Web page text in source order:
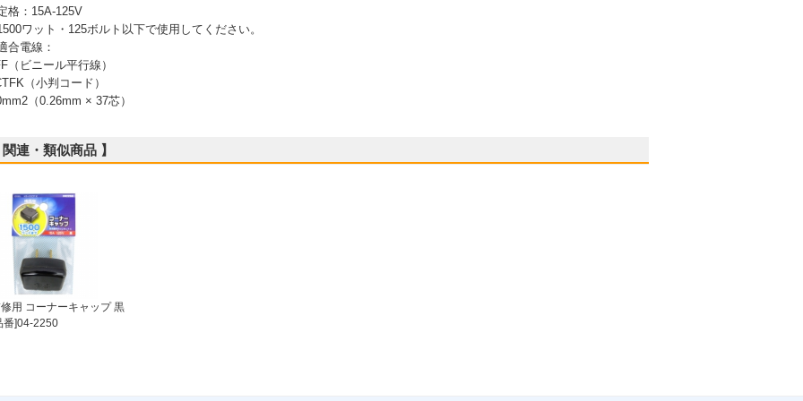
格：15A-125V
ワット・125ボルト以下で使用してください。
合電線：
（ビニール平行線）
（小判コード）
（0.26mm × 37芯）
関連・類似商品 】
用 コーナーキャップ 黒
番]04-2250